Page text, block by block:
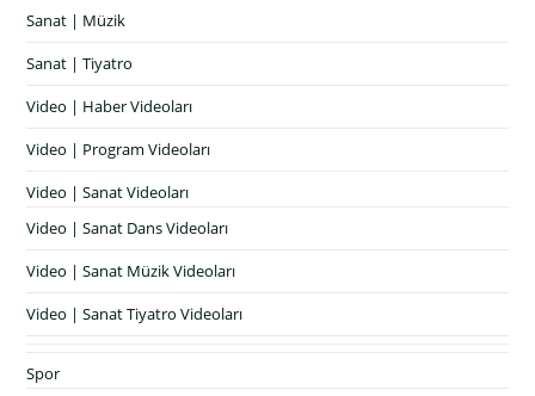
Sanat | Müzik
Sanat | Tiyatro
Video | Haber Videoları
Video | Program Videoları
Video | Sanat Videoları
Video | Sanat Dans Videoları
Video | Sanat Müzik Videoları
Video | Sanat Tiyatro Videoları
Spor